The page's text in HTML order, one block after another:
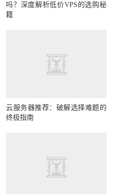
吗？深度解析低价VPS的选购秘
籍
云服务器推荐：破解选择难题的
终极指南